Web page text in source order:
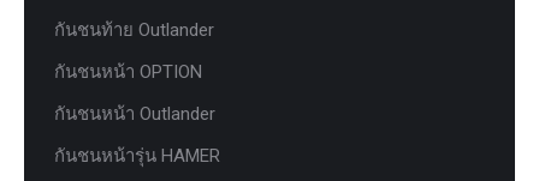
กันชนท้าย Outlander
กันชนหน้า OPTION
กันชนหน้า Outlander
กันชนหน้ารุ่น HAMER